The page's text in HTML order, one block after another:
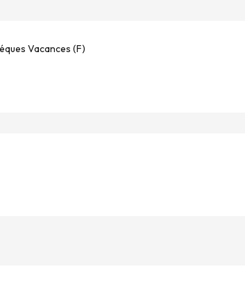
Vacances (F)